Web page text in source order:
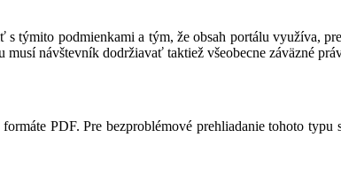
s týmito podmienkami a tým, že obsah portálu využíva,
návštevník dodržiavať taktiež všeobecne záväzné
PDF. Pre bezproblémové prehliadanie tohoto